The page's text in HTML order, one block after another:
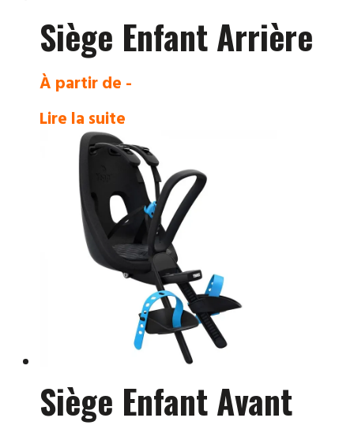
Siège Enfant Arrière
À partir de -
Lire la suite
Siège Enfant Avant